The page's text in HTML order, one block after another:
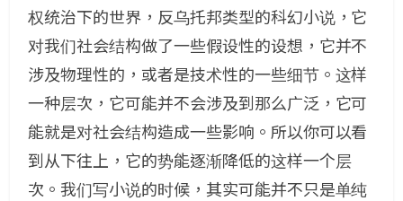
权统治下的世界，反乌托邦类型的科幻小说，它
对我们社会结构做了一些假设性的设想，它并不
涉及物理性的，或者是技术性的一些细节。这样
一种层次，它可能并不会涉及到那么广泛，它可
能就是对社会结构造成一些影响。所以你可以看
到从下往上，它的势能逐渐降低的这样一个层
次。我们写小说的时候，其实可能并不只是单纯